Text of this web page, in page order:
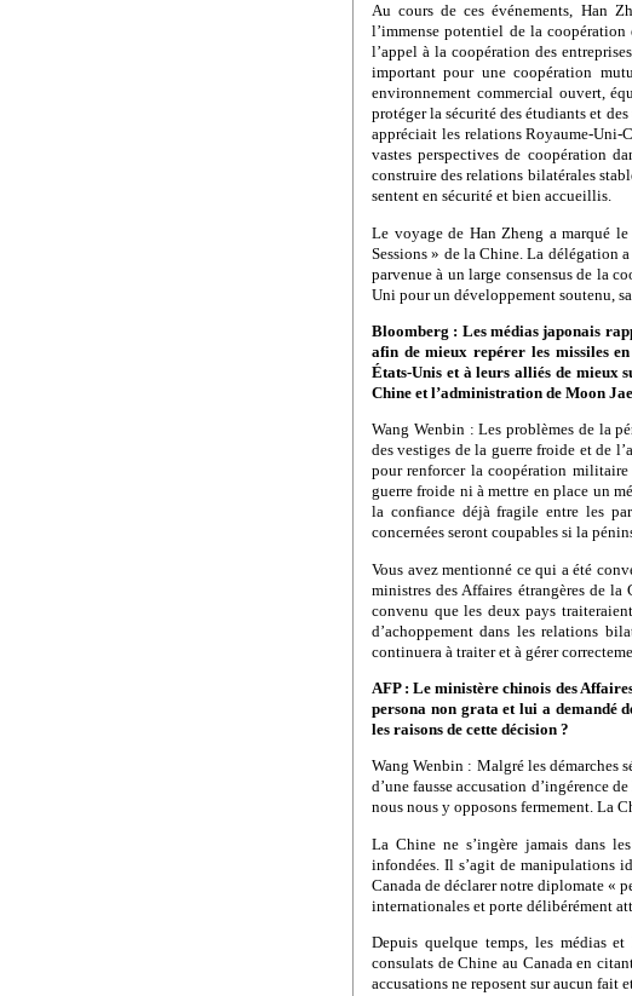
Au cours de ces événements, Han
l’immense potentiel de la
l’appel à la coopération des
important pour une coopération
environnement commercial ouvert,
protéger la sécurité des étudiants et
appréciait les relations Royaume-Uni-
vastes perspectives de coopération
construire des relations bilatérales
sentent en sécurité et bien accueillis.
Le voyage de Han Zheng a marqué
Sessions » de la Chine. La délégation
parvenue à un large consensus de la
Uni pour un développement soutenu,
Bloomberg : Les médias japonais
afin de mieux repérer les missiles
États-Unis et à leurs alliés de mieux
Chine et l’administration de Moon
Wang Wenbin : Les problèmes de la
des vestiges de la guerre froide et de
pour renforcer la coopération
guerre froide ni à mettre en place un
la confiance déjà fragile entre les
concernées seront coupables si la
Vous avez mentionné ce qui a été
ministres des Affaires étrangères de
convenu que les deux pays
d’achoppement dans les relations
continuera à traiter et à gérer
AFP : Le ministère chinois des
persona non grata et lui a demandé
les raisons de cette décision ?
Wang Wenbin : Malgré les démarches
d’une fausse accusation d’ingérence
nous nous y opposons fermement. La
La Chine ne s’ingère jamais dans
infondées. Il s’agit de manipulations
Canada de déclarer notre diplomate «
internationales et porte délibérément
Depuis quelque temps, les médias
consulats de Chine au Canada en
accusations ne reposent sur aucun fait